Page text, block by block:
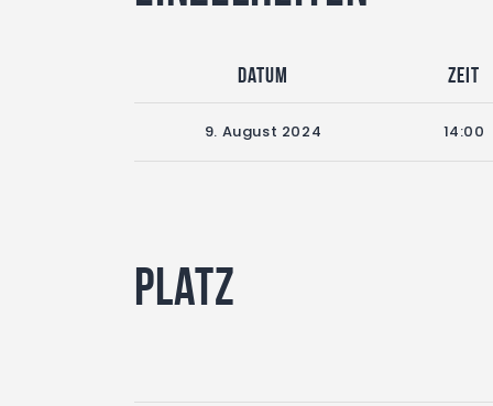
Datum Zeit
9. August 2024 14:00
Platz